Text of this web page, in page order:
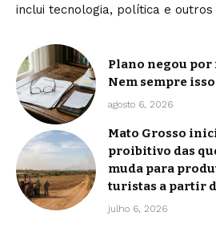
inclui tecnologia, política e
Plano negou por
Nem sempre
agosto 6, 2026
Mato Grosso
proibitivo das
muda para
turistas a partir
julho 6, 2026